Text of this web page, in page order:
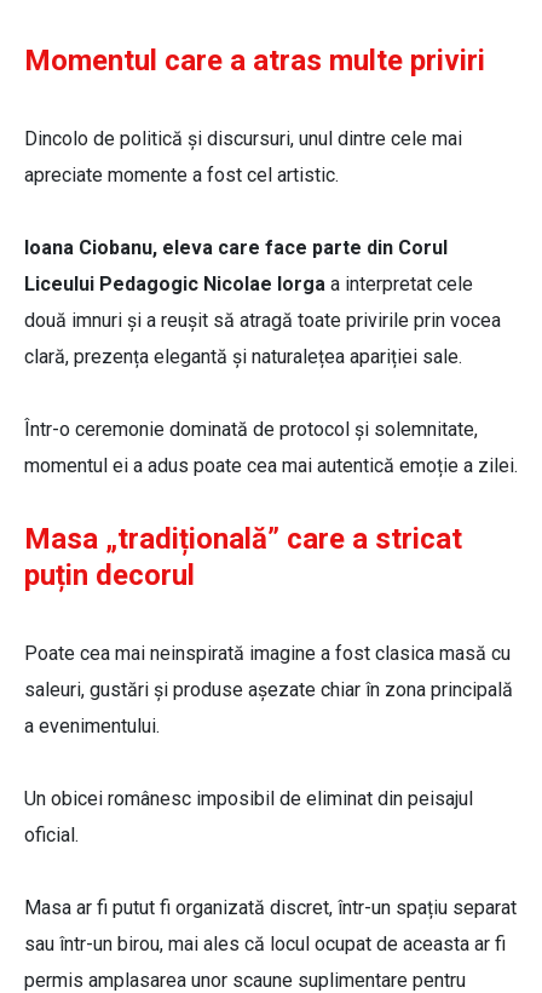
Momentul care a atras multe priviri
Dincolo de politică și discursuri, unul dintre cele mai
apreciate momente a fost cel artistic.
Ioana Ciobanu, eleva care face parte din Corul
Liceului Pedagogic Nicolae Iorga a interpretat cele
două imnuri și a reușit să atragă toate privirile prin vocea
clară, prezența elegantă și naturalețea apariției sale.
Într-o ceremonie dominată de protocol și solemnitate,
momentul ei a adus poate cea mai autentică emoție a zilei.
Masa „tradițională” care a stricat
puțin decorul
Poate cea mai neinspirată imagine a fost clasica masă cu
saleuri, gustări și produse așezate chiar în zona principală
a evenimentului.
Un obicei românesc imposibil de eliminat din peisajul
oficial.
Masa ar fi putut fi organizată discret, într-un spațiu separat
sau într-un birou, mai ales că locul ocupat de aceasta ar fi
permis amplasarea unor scaune suplimentare pentru